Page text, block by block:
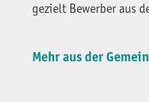
gezielt Bewerber aus
Mehr aus der